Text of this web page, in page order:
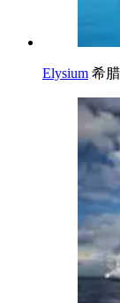
Elysium 希腊